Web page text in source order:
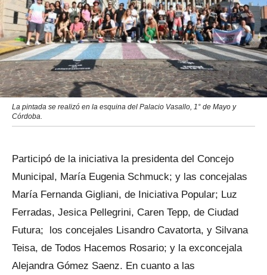
La pintada se realizó en la esquina del Palacio Vasallo, 1° de Mayo y
Córdoba.
Participó de la iniciativa la presidenta del Concejo
Municipal, María Eugenia Schmuck; y las concejalas
María Fernanda Gigliani, de Iniciativa Popular; Luz
Ferradas, Jesica Pellegrini, Caren Tepp, de Ciudad
Futura; los concejales Lisandro Cavatorta, y Silvana
Teisa, de Todos Hacemos Rosario; y la exconcejala
Alejandra Gómez Saenz. En cuanto a las